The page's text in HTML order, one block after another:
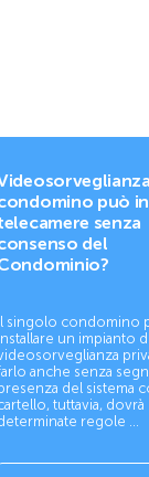
può
senza
del
Il singolo condomino
un impianto
anche senza
del sistema
tuttavia,
regole ...